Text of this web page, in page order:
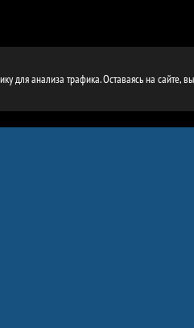
для анализа трафика. Оставаясь на сайте,